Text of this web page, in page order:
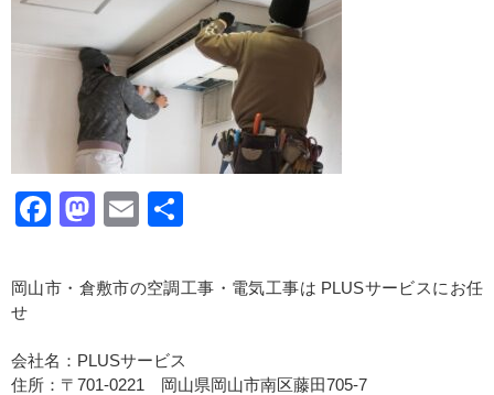
Facebook
Mastodon
Email
岡山市・倉敷市の空調工事・電気工事は PLUSサービスにお任
せ
会社名：PLUSサービス
住所：〒701-0221 岡山県岡山市南区藤田705-7